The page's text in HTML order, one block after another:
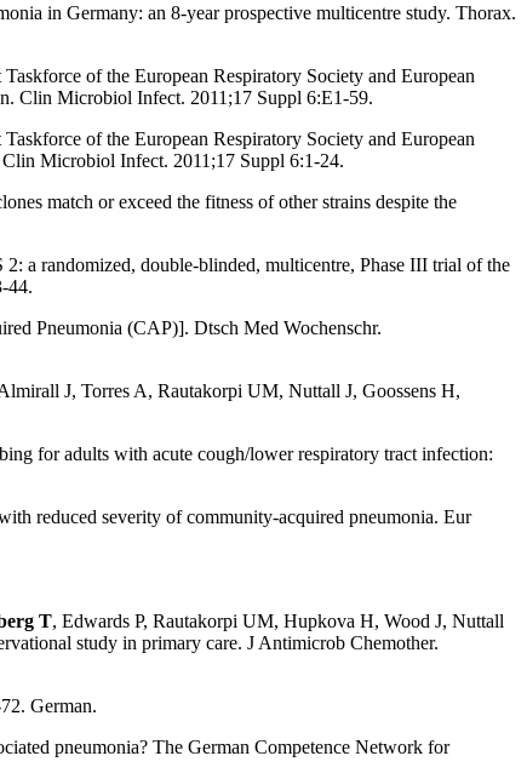
in Germany: an 8-year prospective multicentre study. Thorax.
of the European Respiratory Society and European
Clin Microbiol Infect. 2011;17 Suppl 6:E1-59.
of the European Respiratory Society and European
Microbiol Infect. 2011;17 Suppl 6:1-24.
match or exceed the fitness of other strains despite the
randomized, double-blinded, multicentre, Phase III trial of the
44.
Pneumonia (CAP)]. Dtsch Med Wochenschr.
J, Torres A, Rautakorpi UM, Nuttall J, Goossens H,
for adults with acute cough/lower respiratory tract infection:
reduced severity of community-acquired pneumonia. Eur
T, Edwards P, Rautakorpi UM, Hupkova H, Wood J, Nuttall
study in primary care. J Antimicrob Chemother.
German.
pneumonia? The German Competence Network for